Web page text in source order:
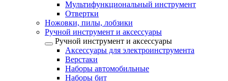
Мультифункциональный инструмент
Отвертки
Ножовки, пилы, лобзики
Ручной инструмент и аксессуары
Ручной инструмент и аксессуары
Аксессуары для электроинструмента
Верстаки
Наборы автомобильные
Наборы бит